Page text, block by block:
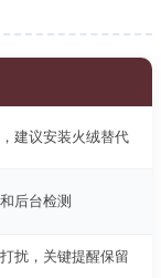
建议安装火绒替代
后台检测
扰，关键提醒保留